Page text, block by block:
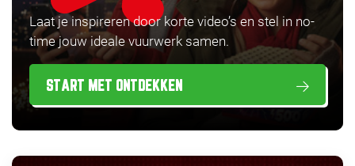
Laat je inspireren door korte video’s en stel in no-
time jouw ideale vuurwerk samen.
START MET ONTDEKKEN